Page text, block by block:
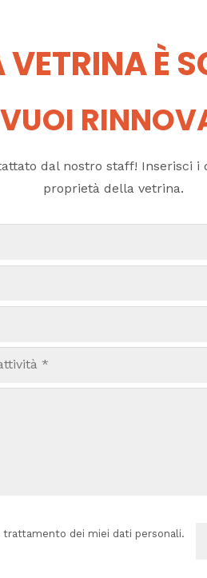
VETRINA È
dal nostro staff! Inserisci
proprietà della vetrina.
trattamento dei miei dati personali.